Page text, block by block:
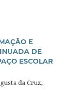
E
DE
ESCOLAR
da Cruz,